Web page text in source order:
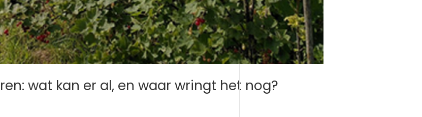
wat kan er al, en waar wringt het nog?